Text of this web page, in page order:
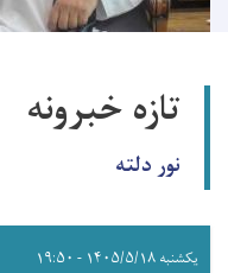
تازه خبرونه
نور دلته
یکشنبه ۱۴۰۵/۵/۱۸ - ۱۹:۵۰